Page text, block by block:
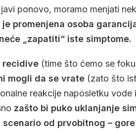
ponovo, moramo menjati
je promenjena osoba
„zapatiti“ iste simptome.
recidive (time što ćemo se
mogli da se vrate (zato što
reakcije naposletku vode
zašto bi puko uklanjanje
od prvobitnog –